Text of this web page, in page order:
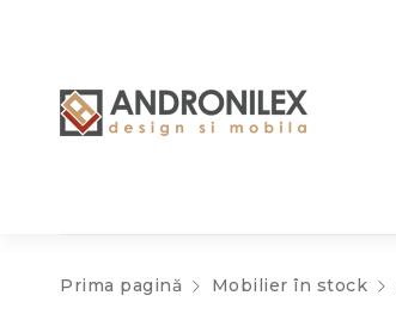
Prima pagină Mobilier în stock